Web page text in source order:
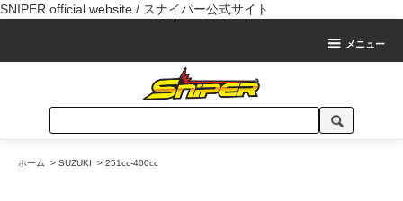
SNIPER official website / スナイパー公式サイト
メニュー
ホーム > SUZUKI > 251cc-400cc